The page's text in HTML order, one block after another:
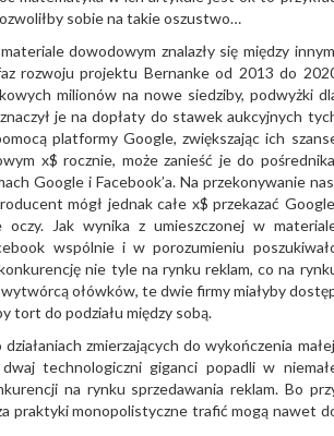
sobie na takie oszustwo…
dowodowym znalazły się między
rozwoju projektu Bernanke od 2013 do
milionów na nowe siedziby, podwyżki
je na dopłaty do stawek aukcyjnych
platformy Google, zwiększając ich
x$ rocznie, może zanieść je do
Google i Facebook’a. Na przekonywanie
mógł jednak całe x$ przekazać
Jak wynika z umieszczonej w
wspólnie i w porozumieniu
nie tyle na rynku reklam, co na
ołówków, te dwie firmy miałyby
tort do podziału między sobą.
zmierzających do wykończenia
technologiczni giganci popadli w
na rynku sprzedawania reklam. Bo
praktyki monopolistyczne trafić mogą nawet